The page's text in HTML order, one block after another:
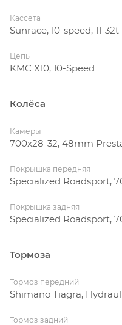
Кассета
Sunrace, 10-speed, 11-32t
Цепь
KMC X10, 10-Speed
Колёса
Камеры
700x28-32, 48mm
Покрышка передняя
Specialized Roadsport,
Покрышка задняя
Specialized Roadsport,
Тормоза
Тормоз передний
Shimano Tiagra,
Тормоз задний